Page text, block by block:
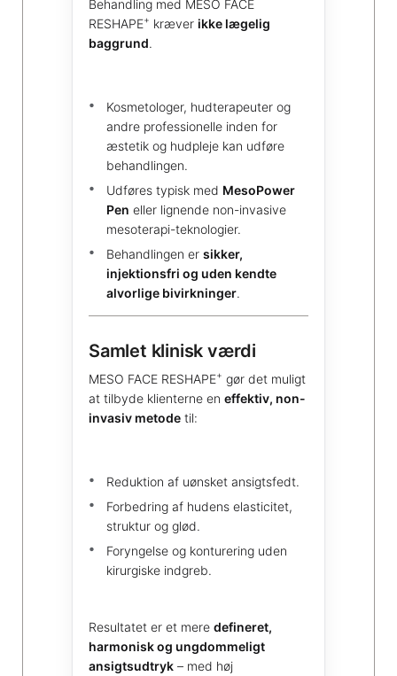
Behandling med MESO FACE
RESHAPE+ kræver ikke lægelig
baggrund.
Kosmetologer, hudterapeuter og
andre professionelle inden for
æstetik og hudpleje kan udføre
behandlingen.
Udføres typisk med MesoPower
Pen eller lignende non-invasive
mesoterapi-teknologier.
Behandlingen er sikker,
injektionsfri og uden kendte
alvorlige bivirkninger.
Samlet klinisk værdi
MESO FACE RESHAPE+ gør det muligt
at tilbyde klienterne en effektiv, non-
invasiv metode til:
Reduktion af uønsket ansigtsfedt.
Forbedring af hudens elasticitet,
struktur og glød.
Foryngelse og konturering uden
kirurgiske indgreb.
Resultatet er et mere defineret,
harmonisk og ungdommeligt
ansigtsudtryk – med høj